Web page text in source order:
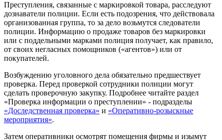
Преступления, связанные с маркировкой товара, расследуют
дознаватели полиции. Если есть подозрения, что действовала
организованная группа, то за дело возьмутся следователи
полиции. Информацию о продаже товаров без маркировки
или с поддельными марками полиция получает, как правило,
от своих негласных помощников («агентов») или от
покупателей.
Возбуждению уголовного дела обязательно предшествует
проверка. Перед проверкой сотрудники полиции могут
сделать проверочную закупку. Подробнее читайте раздел
«Проверка информации о преступлении» - подразделы
«Доследственная проверка» и «Оперативно-розыскные
мероприятия».
Затем оперативники осмотрят помещения фирмы и изымут